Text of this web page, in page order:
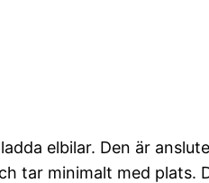
elbilar. Den är
tar minimalt med plats.